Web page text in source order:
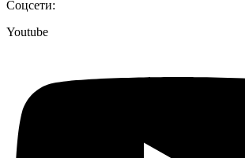
Соцсети:
Youtube